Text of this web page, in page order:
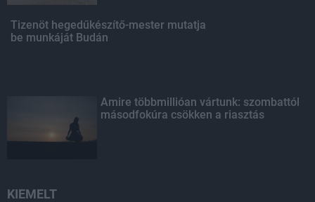
Tizenöt hegedűkészítő-mester mutatja
be munkáját Budán
Amire többmillióan vártunk: szombattól
másodfokúra csökken a riasztás
KIEMELT